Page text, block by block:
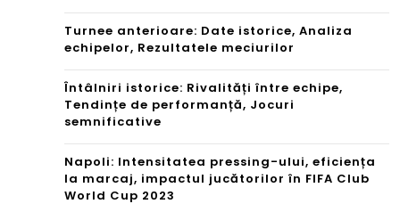
Turnee anterioare: Date istorice, Analiza
echipelor, Rezultatele meciurilor
Întâlniri istorice: Rivalități între echipe,
Tendințe de performanță, Jocuri
semnificative
Napoli: Intensitatea pressing-ului, eficiența
la marcaj, impactul jucătorilor în FIFA Club
World Cup 2023